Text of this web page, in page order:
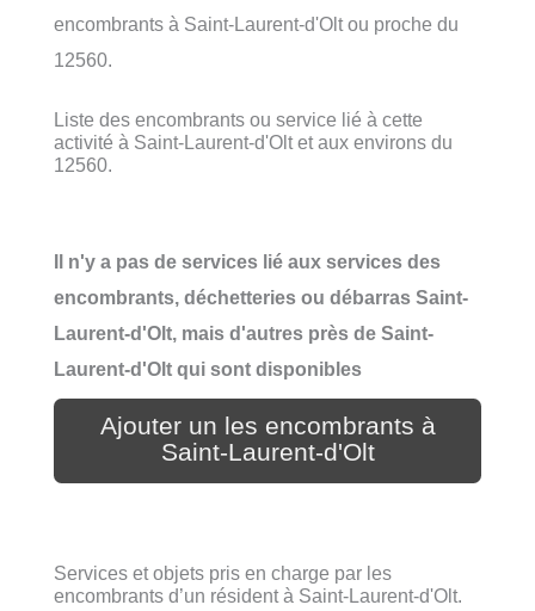
encombrants à Saint-Laurent-d'Olt ou proche du
12560.
Liste des encombrants ou service lié à cette
activité à Saint-Laurent-d'Olt et aux environs du
12560.
Il n'y a pas de services lié aux services des
encombrants, déchetteries ou débarras Saint-
Laurent-d'Olt, mais d'autres près de Saint-
Laurent-d'Olt qui sont disponibles
Ajouter un les encombrants à
Saint-Laurent-d'Olt
Services et objets pris en charge par les
encombrants d’un résident à Saint-Laurent-d'Olt.